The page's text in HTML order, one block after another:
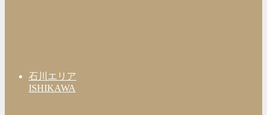
石川エリア
ISHIKAWA